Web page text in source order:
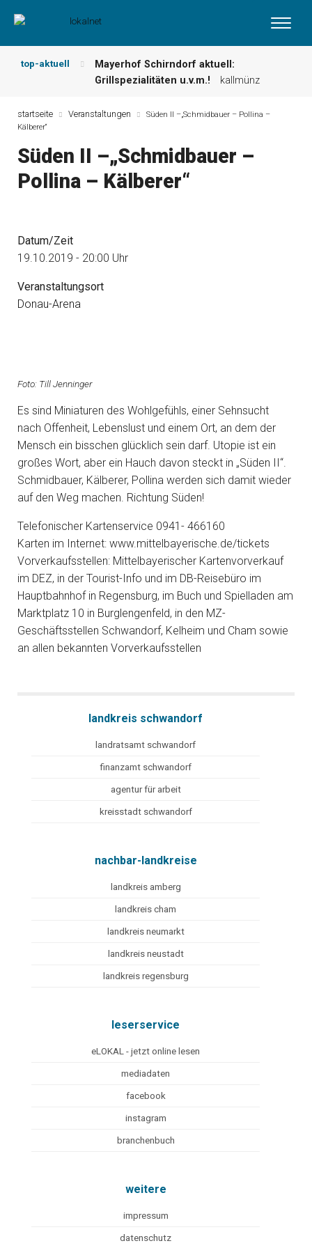
top-aktuell
Mayerhof Schirndorf aktuell:
Grillspezialitäten u.v.m.!
kallmünz
und mehr … burglengenfeld
leserbriefe
Maxhütter Fischladen: Unser aktuelles
Wochenangebot!
startseite Veranstaltungen
Süden II –„Schmidbauer – Pollina –
Kälberer“
Süden II –„Schmidbauer –
Pollina – Kälberer“
Datum/Zeit
19.10.2019 - 20:00 Uhr
Veranstaltungsort
Donau-Arena
Foto: Till Jenninger
Es sind Miniaturen des Wohlgefühls, einer Sehnsucht
nach Offenheit, Lebenslust und einem Ort, an dem der
Mensch ein bisschen glücklich sein darf. Utopie ist ein
großes Wort, aber ein Hauch davon steckt in „Süden II“.
Schmidbauer, Kälberer, Pollina werden sich damit wieder
auf den Weg machen. Richtung Süden!
Telefonischer Kartenservice 0941- 466160
Karten im Internet: www.mittelbayerische.de/tickets
Vorverkaufsstellen: Mittelbayerischer Kartenvorverkauf
im DEZ, in der Tourist-Info und im DB-Reisebüro im
Hauptbahnhof in Regensburg, im Buch und Spielladen am
Marktplatz 10 in Burglengenfeld, in den MZ-
Geschäftsstellen Schwandorf, Kelheim und Cham sowie
an allen bekannten Vorverkaufsstellen
landkreis schwandorf
landratsamt schwandorf
finanzamt schwandorf
agentur für arbeit
kreisstadt schwandorf
nachbar-landkreise
landkreis amberg
landkreis cham
landkreis neumarkt
landkreis neustadt
landkreis regensburg
leserservice
eLOKAL - jetzt online lesen
mediadaten
facebook
instagram
branchenbuch
weitere
impressum
datenschutz